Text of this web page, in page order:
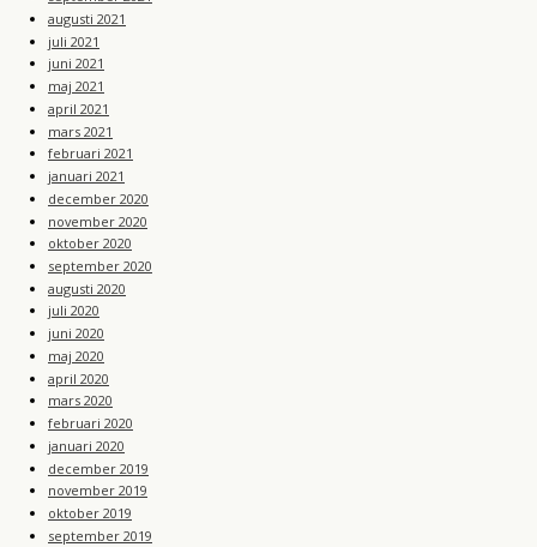
augusti 2021
juli 2021
juni 2021
maj 2021
april 2021
mars 2021
februari 2021
januari 2021
december 2020
november 2020
oktober 2020
september 2020
augusti 2020
juli 2020
juni 2020
maj 2020
april 2020
mars 2020
februari 2020
januari 2020
december 2019
november 2019
oktober 2019
september 2019